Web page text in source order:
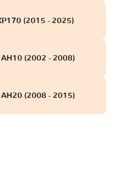
(2015 - 2025)
(2002 - 2008)
(2008 - 2015)